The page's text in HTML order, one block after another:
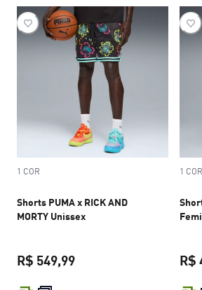
1 COR
Shorts PUMA x RICK AND
MORTY Unissex
R$ 549,99
1 COR
R$